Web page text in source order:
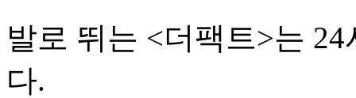
발로 뛰는 <더팩트>는
다.